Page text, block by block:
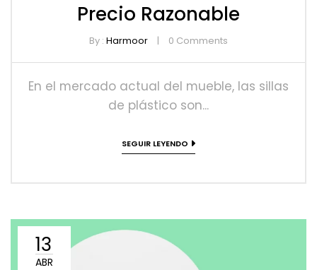
Precio Razonable
By : Harmoor 0 Comments
En el mercado actual del mueble, las sillas
de plástico son...
SEGUIR LEYENDO
13
ABR